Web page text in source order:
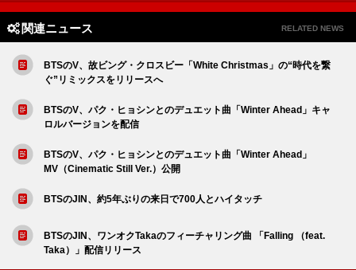
関連ニュース RELATED NEWS
BTSのV、故ビング・クロスビー「White Christmas」の“時代を繋
ぐ”リミックスをリリースへ
BTSのV、パク・ヒョシンとのデュエット曲「Winter Ahead」キャ
ロルバージョンを配信
BTSのV、パク・ヒョシンとのデュエット曲「Winter Ahead」
MV（Cinematic Still Ver.）公開
BTSのJIN、約5年ぶりの来日で700人とハイタッチ
BTSのJIN、ワンオクTakaのフィーチャリング曲 「Falling （feat.
Taka）」配信リリース